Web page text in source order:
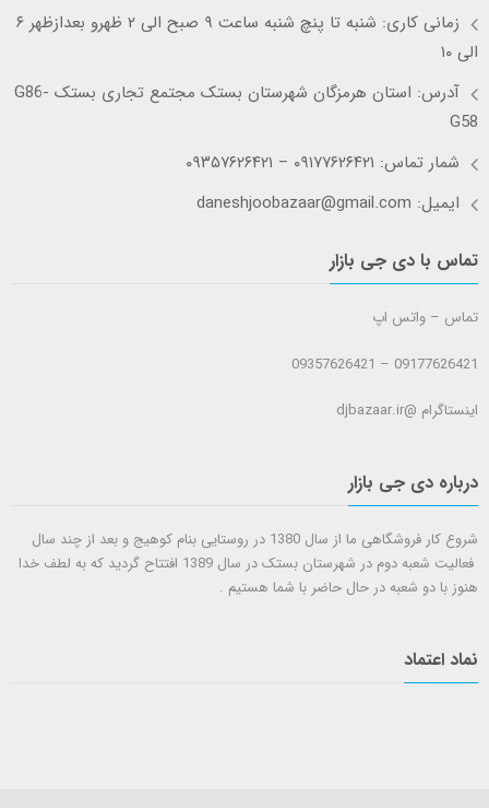
زمانی کاری: شنبه تا پنچ شنبه ساعت ۹ صبح الی ۲ ظهرو بعدازظهر ۶
الی ۱۰
آدرس: استان هرمزگان شهرستان بستک مجتمع تجاری بستک G86-
G58
شمار تماس: ۰۹۱۷۷۶۲۶۴۲۱ – ۰۹۳۵۷۶۲۶۴۲۱
ایمیل: daneshjoobazaar@gmail.com
تماس با دی جی بازار
تماس – واتس اپ
09177626421 – 09357626421
اینستاگرام @djbazaar.ir
درباره دی جی بازار
شروع کار فروشگاهی ما از سال 1380 در روستایی بنام کوهیج و بعد از چند سال
فعالیت شعبه دوم در شهرستان بستک در سال 1389 افتتاح گردید که به لطف خدا
هنوز با دو شعبه در حال حاضر با شما هستيم .
نماد اعتماد